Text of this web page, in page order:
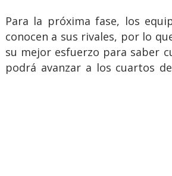
Para la próxima fase, los
conocen a sus rivales, por lo
su mejor esfuerzo para saber
podrá avanzar a los cuartos